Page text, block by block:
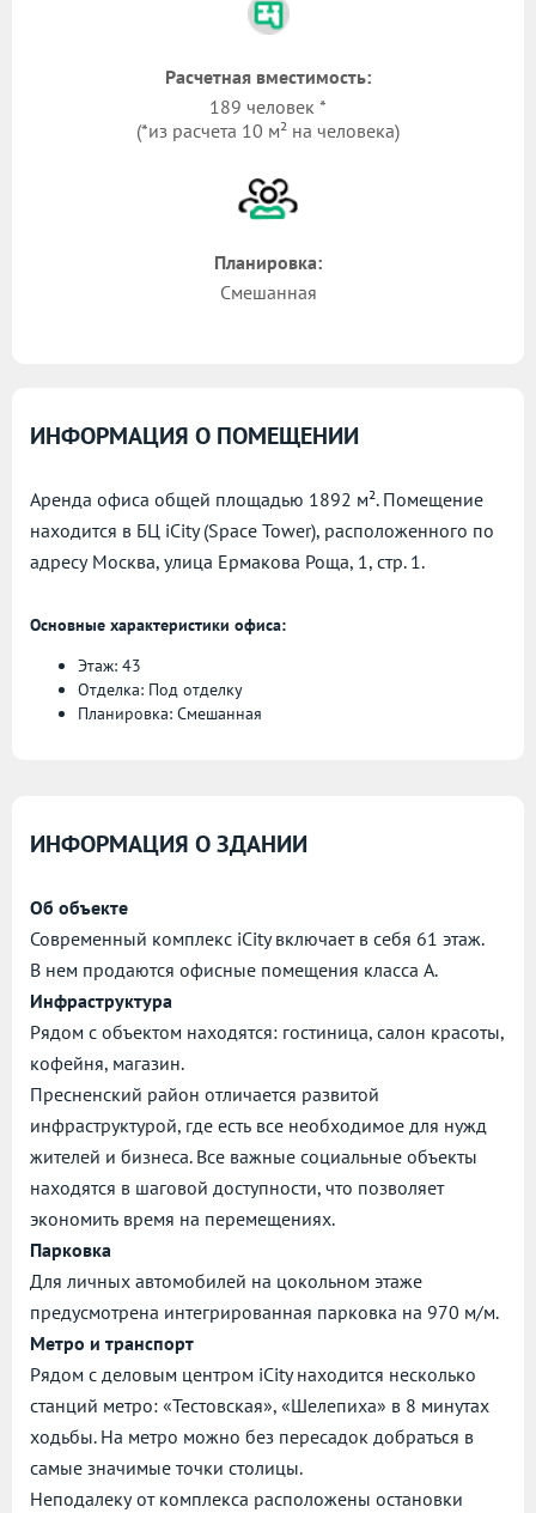
Расчетная вместимость:
189 человек *
(*из расчета 10 м² на человека)
Планировка:
Смешанная
ИНФОРМАЦИЯ О ПОМЕЩЕНИИ
Аренда офиса общей площадью 1892 м². Помещение
находится в БЦ iCity (Space Tower), расположенного по
адресу Москва, улица Ермакова Роща, 1, стр. 1.
Основные характеристики офиса:
Этаж: 43
Отделка: Под отделку
Планировка: Смешанная
ИНФОРМАЦИЯ О ЗДАНИИ
Об объекте
Современный комплекс iCity включает в себя 61 этаж.
В нем продаются офисные помещения класса А.
Инфраструктура
Рядом с объектом находятся: гостиница, салон красоты,
кофейня, магазин.
Пресненский район отличается развитой
инфраструктурой, где есть все необходимое для нужд
жителей и бизнеса. Все важные социальные объекты
находятся в шаговой доступности, что позволяет
экономить время на перемещениях.
Парковка
Для личных автомобилей на цокольном этаже
предусмотрена интегрированная парковка на 970 м/м.
Метро и транспорт
Рядом с деловым центром iCity находится несколько
станций метро: «Тестовская», «Шелепиха» в 8 минутах
ходьбы. На метро можно без пересадок добраться в
самые значимые точки столицы.
Неподалеку от комплекса расположены остановки